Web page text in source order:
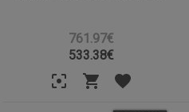
761.97€
533.38€